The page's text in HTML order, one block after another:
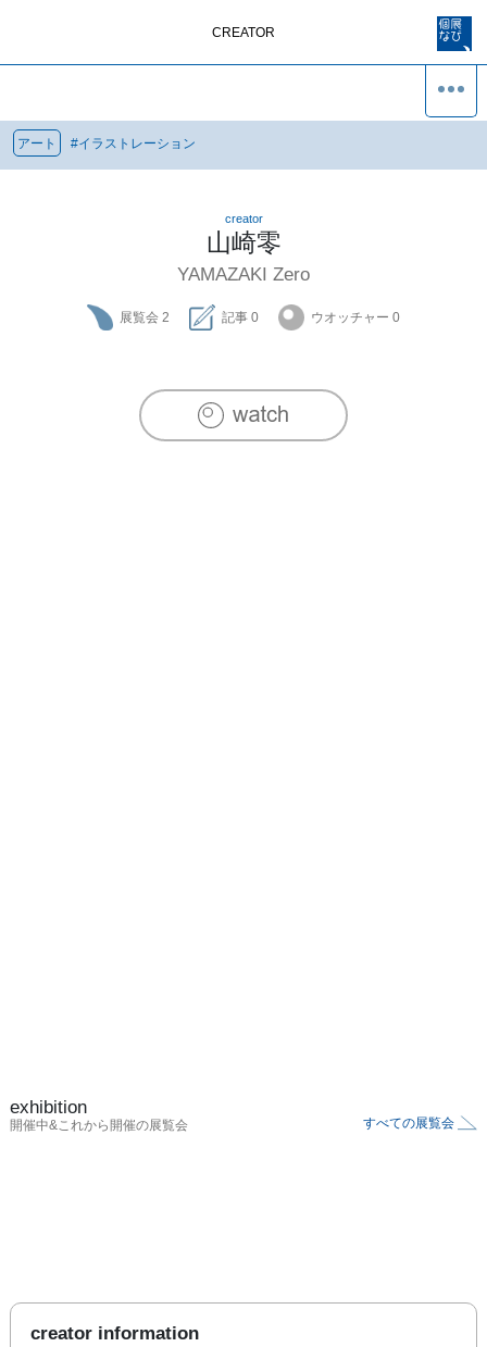
CREATOR
アート #イラストレーション
creator
山崎零
YAMAZAKI Zero
展覧会 2 記事 0 ウオッチャー 0
exhibition
開催中&これから開催の展覧会 すべての展覧会
creator information